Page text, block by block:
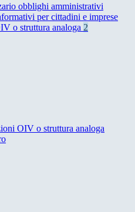
obblighi amministrativi
per cittadini e imprese
o struttura analoga 2
OIV o struttura analoga